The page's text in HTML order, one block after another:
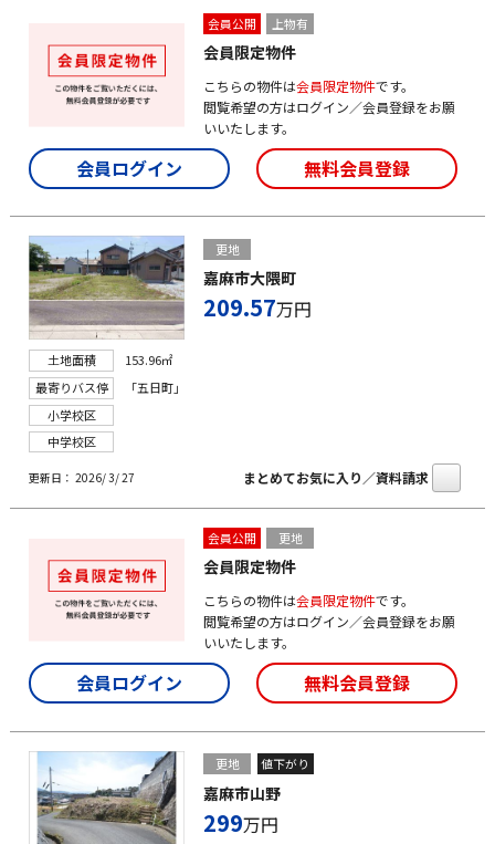
会員公開 上物有
会員限定物件
こちらの物件は会員限定物件です。
閲覧希望の方はログイン／会員登録をお願
いいたします。
会員ログイン 無料会員登録
更地
嘉麻市大隈町
209.57万円
土地面積
153.96㎡
最寄りバス停
「五日町」
小学校区
中学校区
更新日： 2026/ 3/ 27 まとめてお気に入り／資料請求
会員公開 更地
会員限定物件
こちらの物件は会員限定物件です。
閲覧希望の方はログイン／会員登録をお願
いいたします。
会員ログイン 無料会員登録
更地 値下がり
嘉麻市山野
299万円